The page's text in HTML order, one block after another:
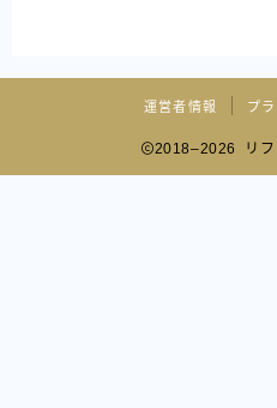
運営者情報 プ
2018–2026 リフ